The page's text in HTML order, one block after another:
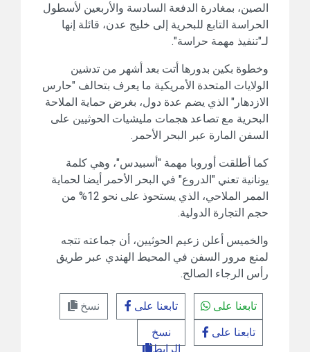
الصين، بمغادرة الدفعة السادسة والأربعين لأسطول
الحراسة التابع للبحرية إلى خليج عدن، قائلة إنها
لـ"تنفيذ مهمة حراسة".
وخطوة بكين بدورها أتت بعد أشهر من تدشين
الولايات المتحدة الأمريكية ما يعرف بتحالف "حارس
الازدهار" الذي يضم عدة دول، بغرض حماية الملاحة
البحرية مع تصاعد هجمات مليشيات الحوثيين على
السفن المارة عبر البحر الأحمر.
كما أطلقت أوروبا مهمة "أسبيدس"، وهي كلمة
يونانية تعني "الدروع" في البحر الأحمر أيضا لحماية
الممر الملاحي، الذي يستحوذ على نحو 12% من
حجم التجارة الدولية.
والخميس أعلن زعيم الحوثيين، أن جماعته تتجه
لمنع مرور السفن في المحيط الهندي عبر طريق
رأس الرجاء الصالح.
تابعنا على تابعنا على
نسخ
تابعنا على
نسخ
الرابط